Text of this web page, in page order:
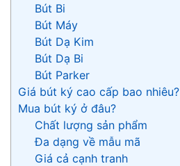
Bút Bi
Bút Máy
Bút Dạ Kim
Bút Dạ Bi
Bút Parker
Giá bút ký cao cấp bao nhiêu?
Mua bút ký ở đâu?
Chất lượng sản phẩm
Đa dạng về mẫu mã
Giá cả cạnh tranh